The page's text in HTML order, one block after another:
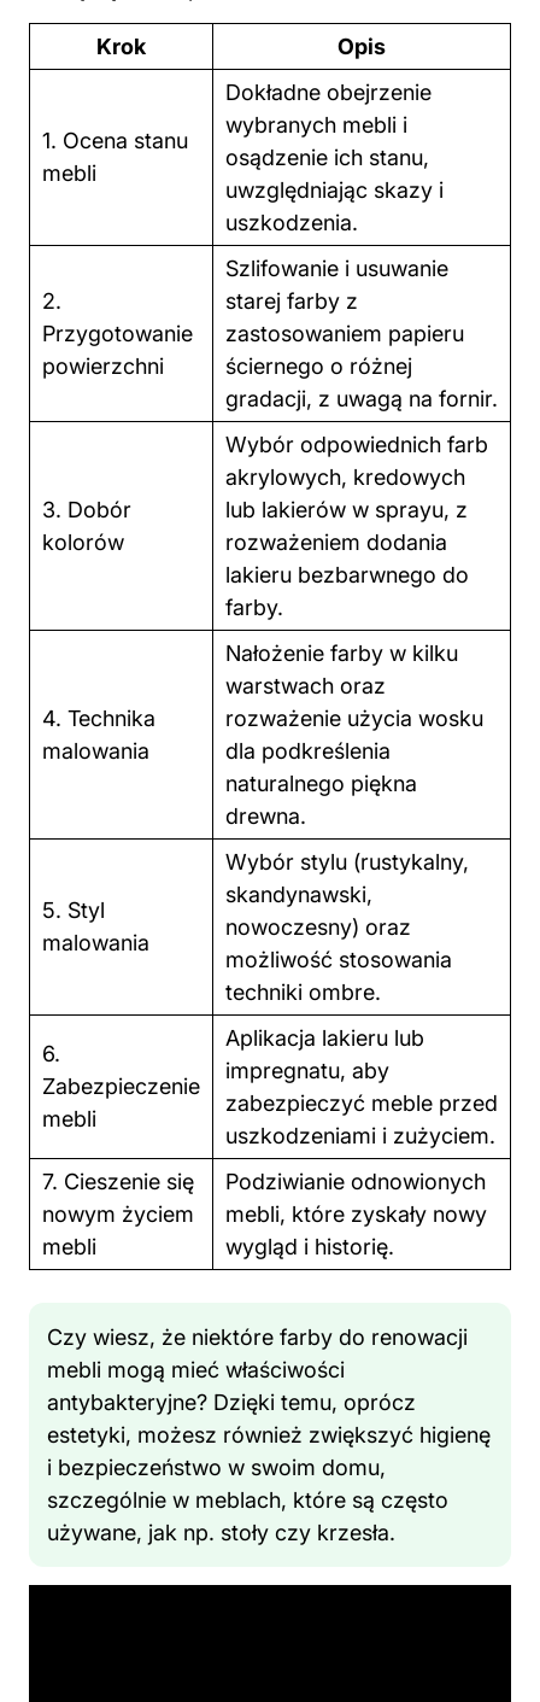
Krok Opis
1. Ocena stanu
mebli
Dokładne obejrzenie
wybranych mebli i
osądzenie ich stanu,
uwzględniając skazy i
uszkodzenia.
2.
Przygotowanie
powierzchni
Szlifowanie i usuwanie
starej farby z
zastosowaniem papieru
ściernego o różnej
gradacji, z uwagą na fornir.
3. Dobór
kolorów
Wybór odpowiednich farb
akrylowych, kredowych
lub lakierów w sprayu, z
rozważeniem dodania
lakieru bezbarwnego do
farby.
4. Technika
malowania
Nałożenie farby w kilku
warstwach oraz
rozważenie użycia wosku
dla podkreślenia
naturalnego piękna
drewna.
5. Styl
malowania
Wybór stylu (rustykalny,
skandynawski,
nowoczesny) oraz
możliwość stosowania
techniki ombre.
6.
Zabezpieczenie
mebli
Aplikacja lakieru lub
impregnatu, aby
zabezpieczyć meble przed
uszkodzeniami i zużyciem.
7. Cieszenie się
nowym życiem
mebli
Podziwianie odnowionych
mebli, które zyskały nowy
wygląd i historię.
Czy wiesz, że niektóre farby do renowacji
mebli mogą mieć właściwości
antybakteryjne? Dzięki temu, oprócz
estetyki, możesz również zwiększyć higienę
i bezpieczeństwo w swoim domu,
szczególnie w meblach, które są często
używane, jak np. stoły czy krzesła.